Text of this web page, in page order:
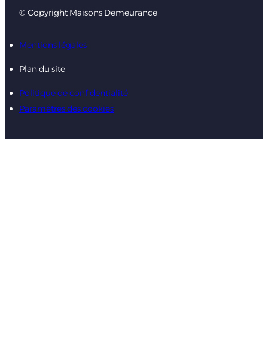
© Copyright Maisons Demeurance
Mentions légales
Plan du site
Politique de confidentialité
Paramètres des cookies